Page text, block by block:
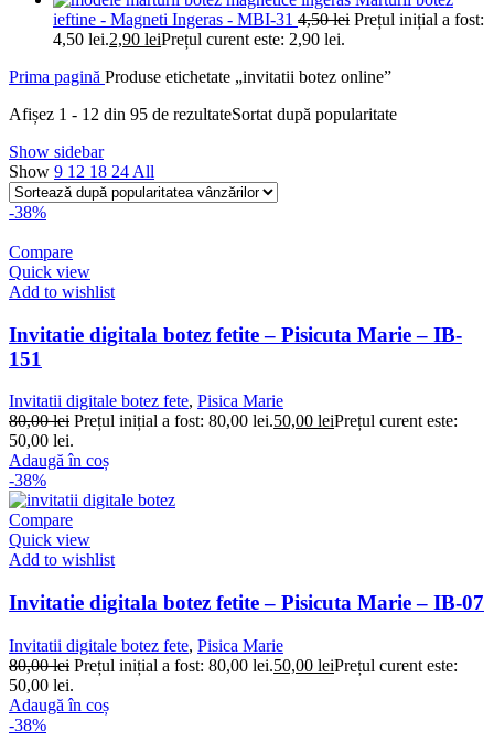
ieftine - Magneti Ingeras - MBI-31 4,50lei Prețul inițial a fost:
4,50 lei.2,90 leiPrețul curent este: 2,90 lei.
Prima pagină Produse etichetate „invitatii botez online”
Afișez 1 - 12 din 95 de rezultateSortat după popularitate
Show sidebar
Show 9 12 18 24 All
-38%
Compare
Quick view
Add to wishlist
Invitatie digitala botez fetite – Pisicuta Marie – IB-
151
Invitatii digitale botez fete, Pisica Marie
80,00lei Prețul inițial a fost: 80,00 lei.50,00 leiPrețul curent este:
50,00 lei.
Adaugă în coș
-38%
Compare
Quick view
Add to wishlist
Invitatie digitala botez fetite – Pisicuta Marie – IB-07
Invitatii digitale botez fete, Pisica Marie
80,00lei Prețul inițial a fost: 80,00 lei.50,00 leiPrețul curent este:
50,00 lei.
Adaugă în coș
-38%